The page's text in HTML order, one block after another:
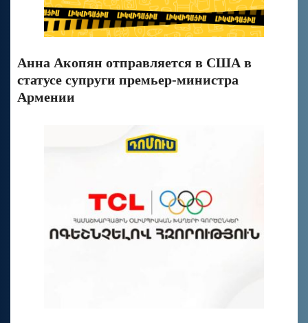
Анна Акопян отправляется в США в
статусе супруги премьер-министра
Армении